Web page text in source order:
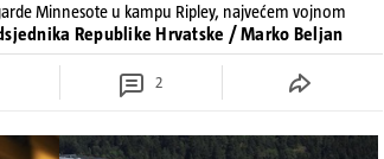
Minnesote u kampu Ripley, najvećem vojnom
Republike Hrvatske / Marko Beljan
2